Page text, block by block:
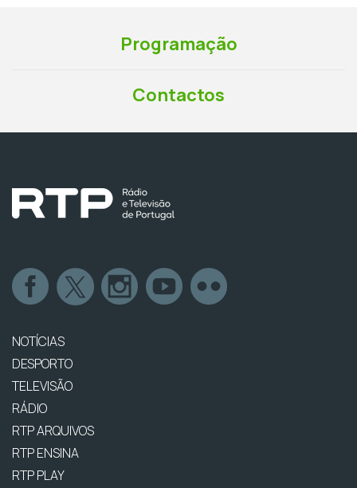
Programação
Contactos
NOTÍCIAS
DESPORTO
TELEVISÃO
RÁDIO
RTP ARQUIVOS
RTP ENSINA
RTP PLAY